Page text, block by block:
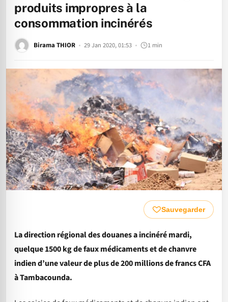
produits impropres à la
consommation incinérés
Birama THIOR 29 Jan 2020, 01:53 1 min
Sauvegarder
La direction régional des douanes a incinéré mardi,
quelque 1500 kg de faux médicaments et de chanvre
indien d’une valeur de plus de 200 millions de francs CFA
à Tambacounda.